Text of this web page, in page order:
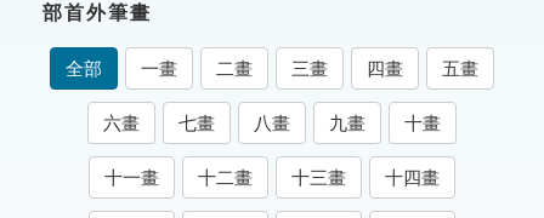
索引選單
知識索引
單字索引
生命大百科索引
部首外筆畫
全部 一畫 二畫 三畫 四畫 五畫
六畫 七畫 八畫 九畫 十畫
十一畫 十二畫 十三畫 十四畫